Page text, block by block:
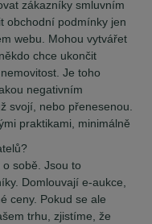
zákazníky smluvním
obchodní podmínky jen
webu. Mohou vytvářet
chce ukončit
Je toho
negativním
svojí, nebo přenesenou.
praktikami, minimálně
sobě. Jsou to
Domlouvají e-aukce,
ceny. Pokud se ale
trhu, zjistíme, že